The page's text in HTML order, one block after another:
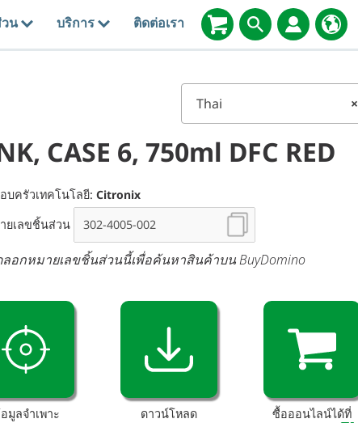
วน บริการ ติดต่อเรา
×
Thai
CASE 6, 750ml DFC RED
บครัวเทคโนโลยี: Citronix
ยเลขชิ้นส่วน
อกหมายเลขชิ้นส่วนนี้เพื่อค้นหาสินค้าบน BuyDomino
มูลจำเพาะ ดาวน์โหลด
ซื้อออนไลน์ได้ที่